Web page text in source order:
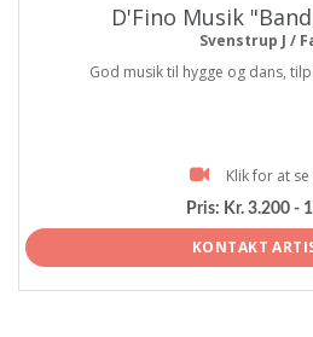
D'Fino Musik
Svenstrup J /
God musik til hygge og dans,
Klik for at
Pris: Kr. 3.200 -
KONTAKT